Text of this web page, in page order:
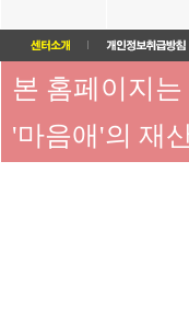
본 홈페이지
'마음애'의 재